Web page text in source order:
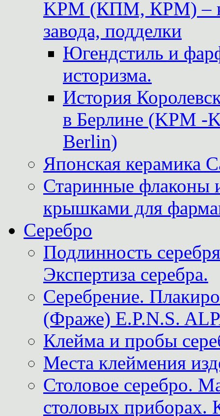
KPM (КПМ, КРМ) –
завода, подделки
Югендстиль и
историзма.
История
в Берлине (KPM -
Berlin)
Японская керамика
Старинные флаконы
крышками для
Серебро
Подлинность
Экспертиза серебра.
Серебрение.
(Фраже) E.P.N.S.
Клейма и пробы
Места клеймения
Столовое серебро.
столовых приборах.